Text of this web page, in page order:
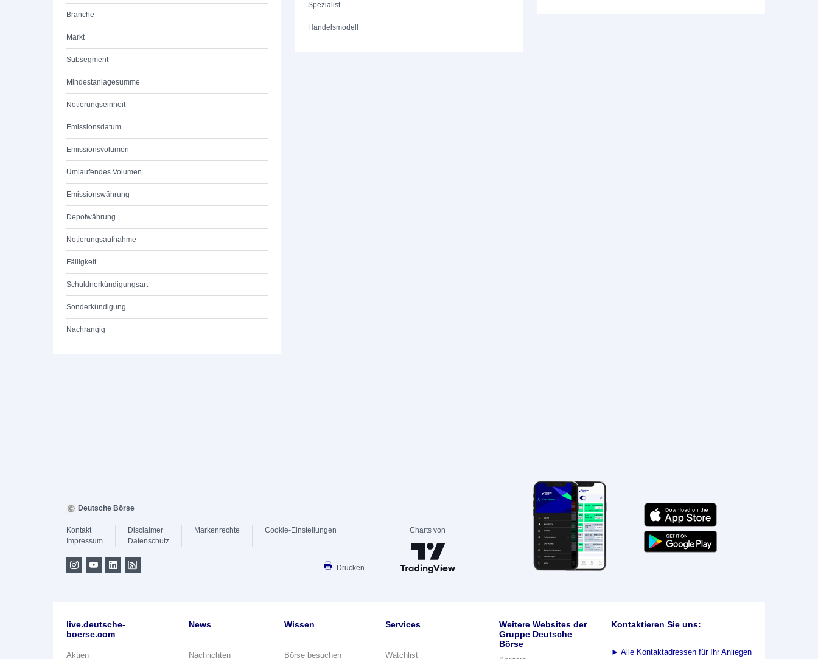
Branche
Markt
Subsegment
Mindestanlagesumme
Notierungseinheit
Emissionsdatum
Emissionsvolumen
Umlaufendes Volumen
Emissionswährung
Depotwährung
Notierungsaufnahme
Fälligkeit
Schuldnerkündigungsart
Sonderkündigung
Nachrangig
Spezialist
Handelsmodell
Deutsche Börse
Kontakt
Impressum
Disclaimer
Datenschutz
Markenrechte Cookie-Einstellungen
Drucken
Charts von
live.deutsche-
boerse.com
Aktien
News
Nachrichten
Wissen
Börse besuchen
Services
Watchlist
Weitere Websites der
Gruppe Deutsche
Börse
Kontaktieren Sie uns:
► Alle Kontaktadressen für Ihr Anliegen